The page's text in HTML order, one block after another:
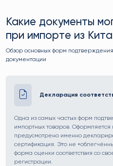
Какие документы
при импорте из
Обзор основных форм
документации
Декларация
Одна из самых частых форм
импортных товаров. Оформляется
предусмотрено именно
сертификация. Это не
форма оценки соответствия со
регистрации.